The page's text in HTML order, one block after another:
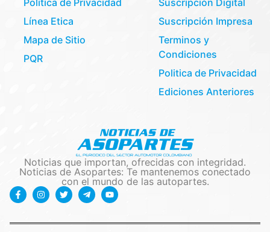
Línea Etica
Mapa de Sitio
PQR
Suscripción Impresa
Terminos y
Condiciones
Politica de Privacidad
Ediciones Anteriores
Noticias que importan, ofrecidas con integridad.
Noticias de Asopartes: Te mantenemos conectado
con el mundo de las autopartes.